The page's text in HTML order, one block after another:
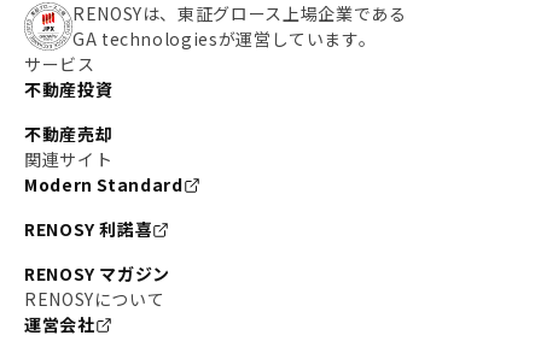
RENOSYは、東証グロース上場企業である
GA technologiesが運営しています。
サービス
不動産投資
不動産売却
関連サイト
Modern Standard
RENOSY 利諾喜
RENOSY マガジン
RENOSYについて
運営会社